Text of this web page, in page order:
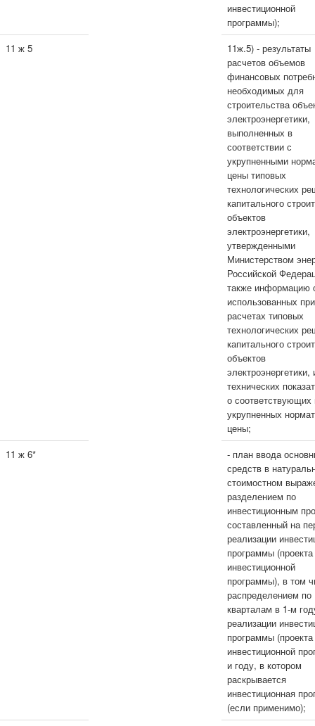
инвестиционной
программы);
11 ж 5
11ж.5) - результаты
расчетов объемов
финансовых
необходимых для
строительства
электроэнергетики,
выполненных в
соответствии с
укрупненными
цены типовых
технологических
капитального
объектов
электроэнергетики,
утвержденными
Министерством
Российской
также информацию
использованных
расчетах типовых
технологических
капитального
объектов
электроэнергетики,
технических
о соответствующих
укрупненных
цены;
11 ж 6*
- план ввода
средств в
стоимостном
разделением по
инвестиционным
составленный на
реализации
программы (проекта
инвестиционной
программы), в том
распределением по
кварталам в 1-м
реализации
программы (проекта
инвестиционной
и году, в котором
раскрывается
инвестиционная
(если применимо);